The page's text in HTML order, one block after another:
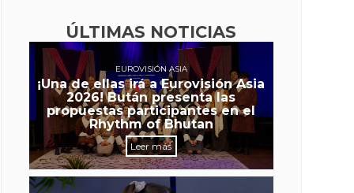
ÚLTIMAS NOTICIAS
EUROVISIÓN ASIA
¡Una de ellas irá a Eurovisión Asia
2026! Bután presenta las
propuestas participantes en el
Rhythm of Bhutan
Leer más